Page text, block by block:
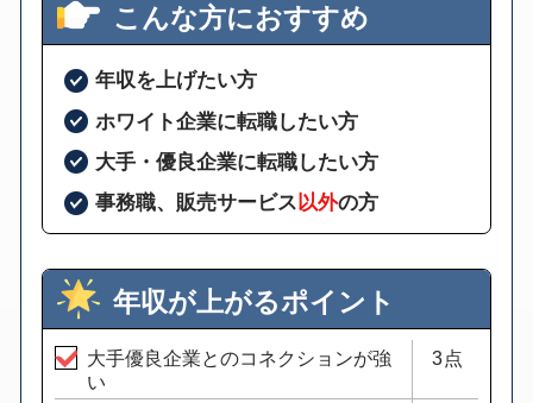
こんな方におすすめ
年収を上げたい方
ホワイト企業に転職したい方
大手・優良企業に転職したい方
事務職、販売サービス以外の方
年収が上がるポイント
大手優良企業とのコネクションが強
い
3点